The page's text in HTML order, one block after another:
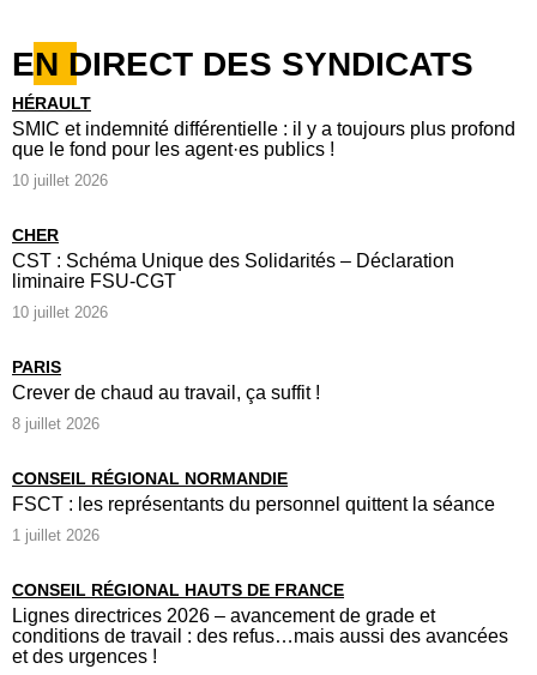
EN DIRECT DES SYNDICATS
HÉRAULT
SMIC et indemnité différentielle : il y a toujours plus profond
que le fond pour les agent·es publics !
10 juillet 2026
CHER
CST : Schéma Unique des Solidarités – Déclaration
liminaire FSU-CGT
10 juillet 2026
PARIS
Crever de chaud au travail, ça suffit !
8 juillet 2026
CONSEIL RÉGIONAL NORMANDIE
FSCT : les représentants du personnel quittent la séance
1 juillet 2026
CONSEIL RÉGIONAL HAUTS DE FRANCE
Lignes directrices 2026 – avancement de grade et
conditions de travail : des refus…mais aussi des avancées
et des urgences !